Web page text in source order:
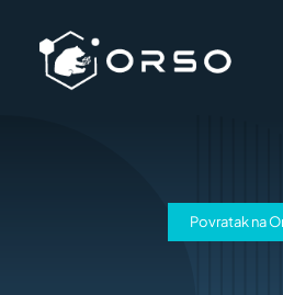
content
Povratak na